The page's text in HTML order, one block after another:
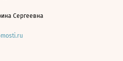
Сергеевна